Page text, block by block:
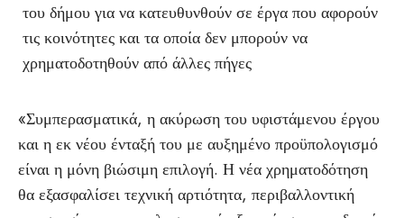
του δήμου για να κατευθυνθούν σε έργα που αφορούν
τις κοινότητες και τα οποία δεν μπορούν να
χρηματοδοτηθούν από άλλες πήγες
«Συμπερασματικά, η ακύρωση του υφιστάμενου έργου
και η εκ νέου ένταξή του με αυξημένο προϋπολογισμό
είναι η μόνη βιώσιμη επιλογή. Η νέα χρηματοδότηση
θα εξασφαλίσει τεχνική αρτιότητα, περιβαλλοντική